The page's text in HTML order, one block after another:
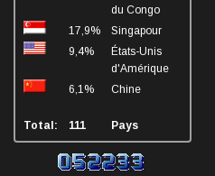
du Congo
17,9%
Singapour
9,4%
États-Unis
d'Amérique
6,1%
Chine
Total: 111 Pays